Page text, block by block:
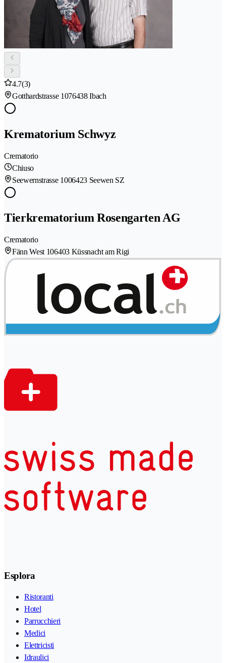
4.7(3)
Gotthardstrasse 1076438 Ibach
Krematorium Schwyz
Crematorio
Chiuso
Seewernstrasse 1006423 Seewen SZ
Tierkrematorium Rosengarten AG
Crematorio
Fänn West 106403 Küssnacht am Rigi
Esplora
Ristoranti
Hotel
Parrucchieri
Medici
Elettricisti
Idraulici